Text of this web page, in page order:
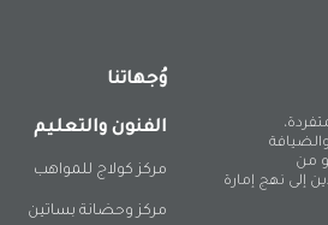
من
إلى نهج إمارة
وُجهاتنا
الفنون والتعليم
مركز كولاج للمواهب
مركز وحضانة بساتين